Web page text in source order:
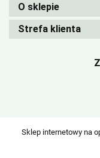
O sklepie
Strefa klienta
Sklep internetowy na